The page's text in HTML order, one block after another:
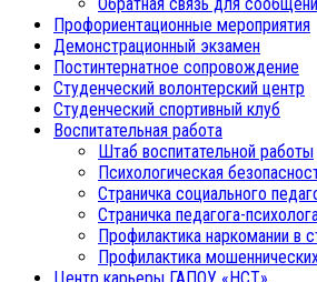
Профориентационные мероприятия
Демонстрационный экзамен
Постинтернатное сопровождение
Студенческий волонтерский центр
Студенческий спортивный клуб
Воспитательная работа
Штаб воспитательной работы
Психологическая
Страничка социального
Страничка педагога-
Профилактика наркомании в
Профилактика
Центр карьеры ГАПОУ «НСТ»